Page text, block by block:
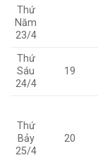
Thứ
Năm
23/4
Thứ
Sáu
24/4
19
Thứ
Bảy
25/4
20